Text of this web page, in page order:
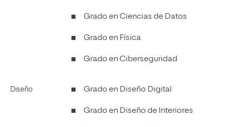
Grado en Ciencias de Datos
Grado en Física
Grado en Ciberseguridad
Diseño Grado en Diseño Digital
Grado en Diseño de Interiores